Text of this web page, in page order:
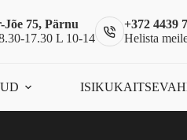
Jõe 75, Pärnu
17.30 L 10-14
+372 4439
Helista